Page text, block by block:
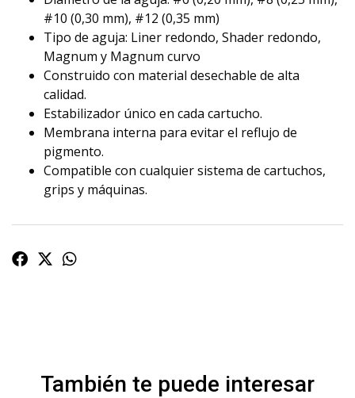
#10 (0,30 mm), #12 (0,35 mm)
Tipo de aguja: Liner redondo, Shader redondo,
Magnum y Magnum curvo
Construido con material desechable de alta
calidad.
Estabilizador único en cada cartucho.
Membrana interna para evitar el reflujo de
pigmento.
Compatible con cualquier sistema de cartuchos,
grips y máquinas.
También te puede interesar